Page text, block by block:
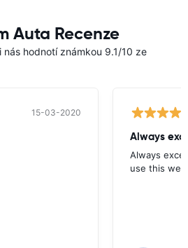
Auta Recenze
nás hodnotí známkou 9.1/10 ze
15-03-2020
Always
Always
use this